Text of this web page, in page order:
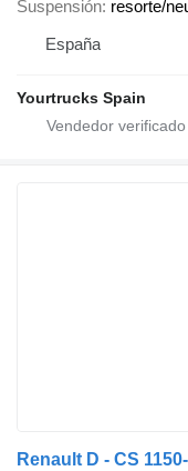
Suspensión resorte/
España
Yourtrucks Spain
Renault D - CS